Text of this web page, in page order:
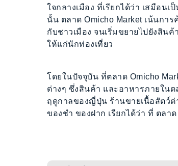
ใจกลางเมือง ที่เรียกได้ว่า เสมือน
นั้น ตลาด Omicho Market เน้นกา
กับชาวเมือง จนเริ่มขยายไปยังสิน
ให้แก่นักท่องเที่ยว
โดยในปัจจุบัน ที่ตลาด Omicho
ต่างๆ ซึ่งสินค้า และอาหารภายใน
ฤดูกาลของญี่ปุ่น ร้านขายเนื้อสัตว์
ของชำ ของฝาก เรียกได้ว่า ที่ ตลา